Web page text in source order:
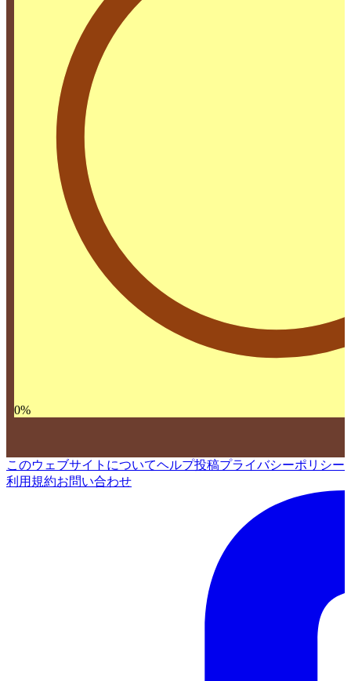
0%
このウェブサイトについてヘルプ投稿プライバシーポリシー
利用規約お問い合わせ